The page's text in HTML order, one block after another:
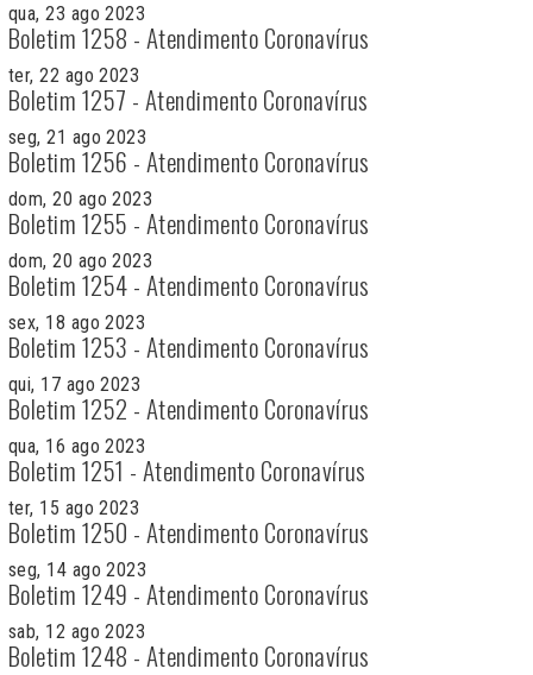
qua, 23 ago 2023
Boletim 1258 - Atendimento Coronavírus
ter, 22 ago 2023
Boletim 1257 - Atendimento Coronavírus
seg, 21 ago 2023
Boletim 1256 - Atendimento Coronavírus
dom, 20 ago 2023
Boletim 1255 - Atendimento Coronavírus
dom, 20 ago 2023
Boletim 1254 - Atendimento Coronavírus
sex, 18 ago 2023
Boletim 1253 - Atendimento Coronavírus
qui, 17 ago 2023
Boletim 1252 - Atendimento Coronavírus
qua, 16 ago 2023
Boletim 1251 - Atendimento Coronavírus
ter, 15 ago 2023
Boletim 1250 - Atendimento Coronavírus
seg, 14 ago 2023
Boletim 1249 - Atendimento Coronavírus
sab, 12 ago 2023
Boletim 1248 - Atendimento Coronavírus